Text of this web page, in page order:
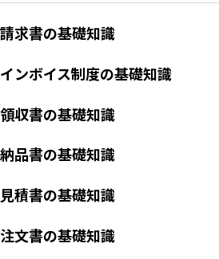
請求書の基礎知識
インボイス制度の基礎知識
領収書の基礎知識
納品書の基礎知識
見積書の基礎知識
注文書の基礎知識
いますぐ無料登録